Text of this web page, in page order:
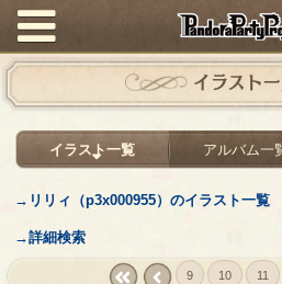
イラスト
イラスト一覧 アルバム一
→リリィ（p3x000955）のイラスト一覧
→詳細検索
9 10 11